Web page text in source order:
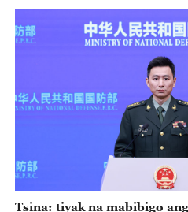
Tsina: tiyak na mabibigo